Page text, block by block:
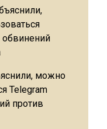
можно
Telegram
против